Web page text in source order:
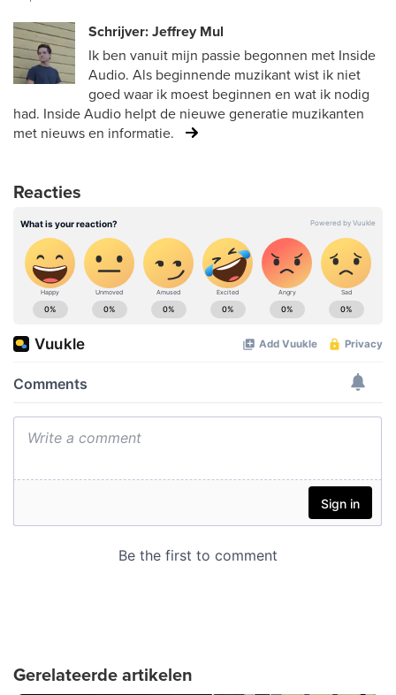
Schrijver: Jeffrey Mul
Ik ben vanuit mijn passie begonnen met Inside
Audio. Als beginnende muzikant wist ik niet
goed waar ik moest beginnen en wat ik nodig
had. Inside Audio helpt de nieuwe generatie muzikanten
met nieuws en informatie.
Reacties
Gerelateerde artikelen